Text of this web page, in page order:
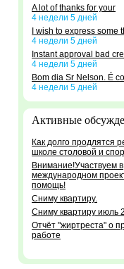
A lot of thanks for your
4 недели 5 дней
I wish to express some
4 недели 5 дней
Instant approval bad
4 недели 5 дней
Bom dia Sr Nelson. É
4 недели 5 дней
Активные
Как долго продлятся
школе столовой и
Внимание!Участвуем в
международном
помощь!
Сниму квартиру.
Сниму квартиру июль
Отчёт "жиртреста" о
работе